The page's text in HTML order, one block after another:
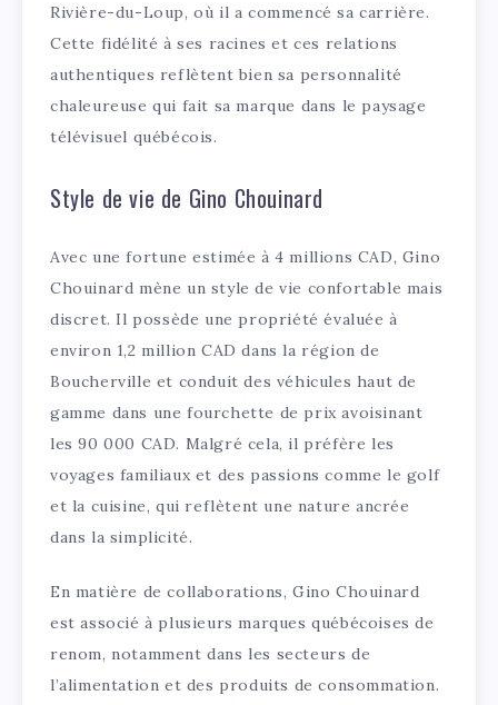
Rivière-du-Loup, où il a commencé sa carrière.
Cette fidélité à ses racines et ces relations
authentiques reflètent bien sa personnalité
chaleureuse qui fait sa marque dans le paysage
télévisuel québécois.
Style de vie de Gino Chouinard
Avec une fortune estimée à 4 millions CAD, Gino
Chouinard mène un style de vie confortable mais
discret. Il possède une propriété évaluée à
environ 1,2 million CAD dans la région de
Boucherville et conduit des véhicules haut de
gamme dans une fourchette de prix avoisinant
les 90 000 CAD. Malgré cela, il préfère les
voyages familiaux et des passions comme le golf
et la cuisine, qui reflètent une nature ancrée
dans la simplicité.
En matière de collaborations, Gino Chouinard
est associé à plusieurs marques québécoises de
renom, notamment dans les secteurs de
l’alimentation et des produits de consommation.